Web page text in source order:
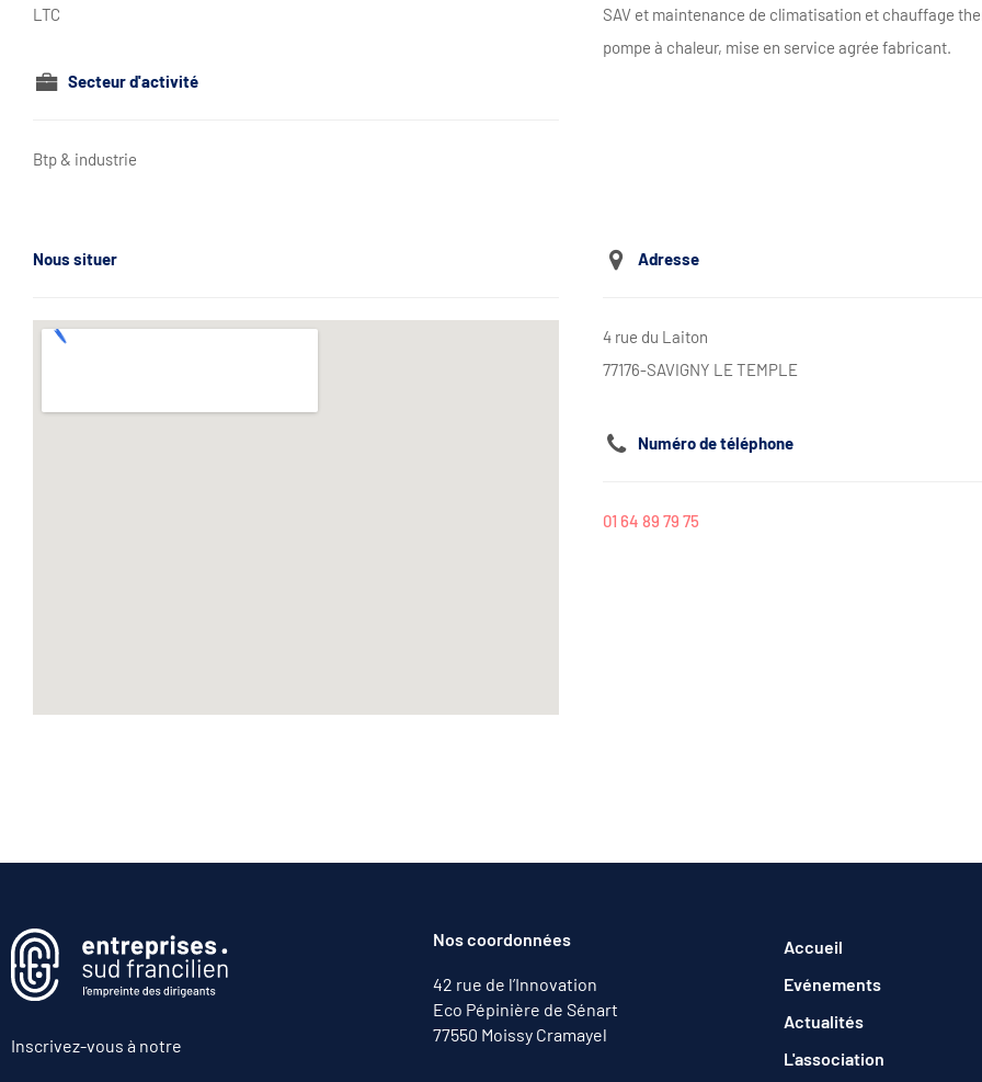
LTC
Secteur d'activité
Btp & industrie
SAV et maintenance de climatisation et chauffage
pompe à chaleur, mise en service agrée fabricant.
Nous situer Adresse
4 rue du Laiton
77176-SAVIGNY LE TEMPLE
Numéro de téléphone
01 64 89 79 75
Inscrivez-vous à notre
Nos coordonnées
42 rue de l’Innovation
Eco Pépinière de Sénart
77550 Moissy Cramayel
Accueil
Evénements
Actualités
L'association